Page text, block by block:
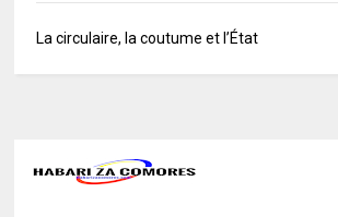
La circulaire, la coutume et l’État